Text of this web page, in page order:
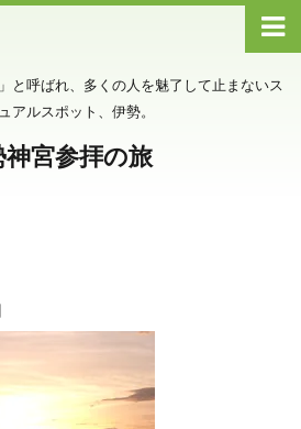
と呼ばれ、多くの人を魅了して止まないス
アルスポット、伊勢。
神宮参拝の旅